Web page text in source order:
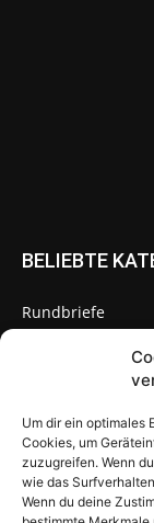
Um dir ein optimales
Cookies, um
zuzugreifen. Wenn
wie das
Wenn du deine
BELIEBTE
Rundbriefe